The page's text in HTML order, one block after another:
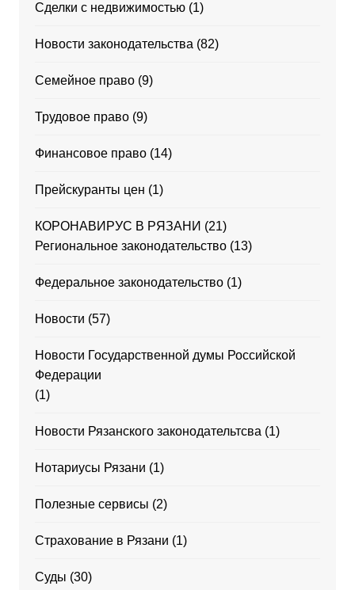
Сделки с недвижимостью(1)
Новости законодательства (82)
Семейное право(9)
Трудовое право(9)
Финансовое право(14)
Прейскуранты цен (1)
КОРОНАВИРУС В РЯЗАНИ (21)
Региональное законодательство(13)
Федеральное законодательство(1)
Новости (57)
Новости Государственной думы Российской
Федерации
(1)
Новости Рязанского законодательтсва (1)
Нотариусы Рязани (1)
Полезные сервисы (2)
Страхование в Рязани (1)
Суды (30)